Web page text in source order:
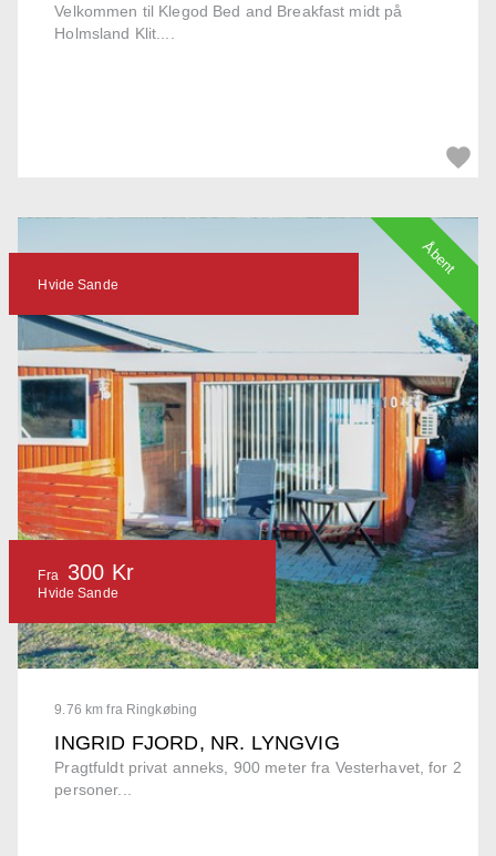
Velkommen til Klegod Bed and Breakfast midt på
Holmsland Klit....
9.76 km fra Ringkøbing
INGRID FJORD, NR. LYNGVIG
Pragtfuldt privat anneks, 900 meter fra Vesterhavet, for 2
personer...
Hvide Sande
Fra 300 Kr
Hvide Sande
Åbent